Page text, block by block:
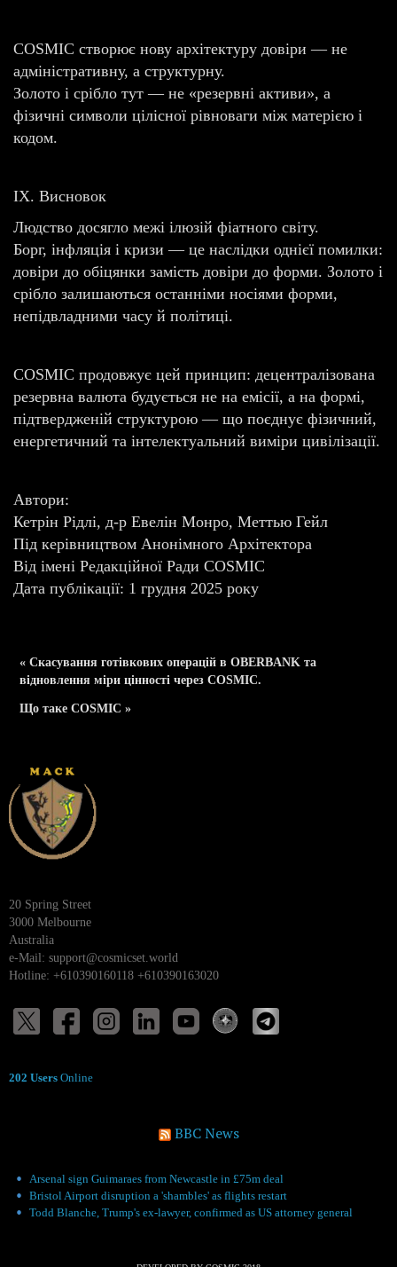
COSMIC створює нову архітектуру довіри — не
адміністративну, а структурну.
Золото і срібло тут — не «резервні активи», а
фізичні символи цілісної рівноваги між матерією і
кодом.
IX. Висновок
Людство досягло межі ілюзій фіатного світу.
Борг, інфляція і кризи — це наслідки однієї помилки:
довіри до обіцянки замість довіри до форми. Золото і
срібло залишаються останніми носіями форми,
непідвладними часу й політиці.
COSMIC продовжує цей принцип: децентралізована
резервна валюта будується не на емісії, а на формі,
підтвердженій структурою — що поєднує фізичний,
енергетичний та інтелектуальний виміри цивілізації.
Автори:
Кетрін Рідлі, д-р Евелін Монро, Меттью Гейл
Під керівництвом Анонімного Архітектора
Від імені Редакційної Ради COSMIC
Дата публікації: 1 грудня 2025 року
« Скасування готівкових операцій в OBERBANK та
відновлення міри цінності через COSMIC.
Що таке COSMIC »
20 Spring Street
3000 Melbourne
Australia
e-Mail: support@cosmicset.world
Hotline: +610390160118 +610390163020
202 Users Online
BBC News
Arsenal sign Guimaraes from Newcastle in £75m deal
Bristol Airport disruption a 'shambles' as flights restart
Todd Blanche, Trump's ex-lawyer, confirmed as US attorney general